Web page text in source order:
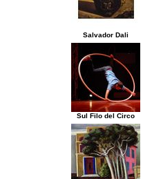
Salvador Dali
Sul Filo del Circo